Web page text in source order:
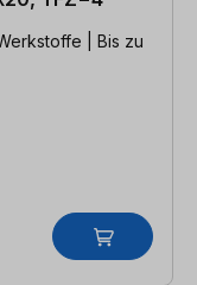
| Bis zu